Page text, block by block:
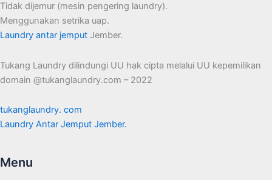
Tidak dijemur (mesin pengering laundry).
Menggunakan setrika uap.
Laundry antar jemput Jember.
Tukang Laundry dilindungi UU hak cipta melalui UU kepemilikan
domain @tukanglaundry.com – 2022
tukanglaundry. com
Laundry Antar Jemput Jember.
Menu